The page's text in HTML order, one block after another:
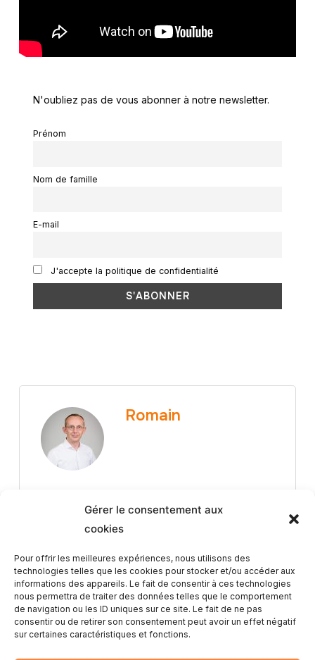
Gérer le consentement aux
cookies
Pour offrir les meilleures expériences, nous utilisons des
technologies telles que les cookies pour stocker et/ou accéder aux
informations des appareils. Le fait de consentir à ces technologies
nous permettra de traiter des données telles que le comportement
de navigation ou les ID uniques sur ce site. Le fait de ne pas
consentir ou de retirer son consentement peut avoir un effet négatif
sur certaines caractéristiques et fonctions.
N'oubliez pas de vous abonner à notre newsletter.
Prénom
Nom de famille
E-mail
J'accepte la politique de confidentialité
Romain
Article Précédent
Vos avis, ma plus belle vitrine